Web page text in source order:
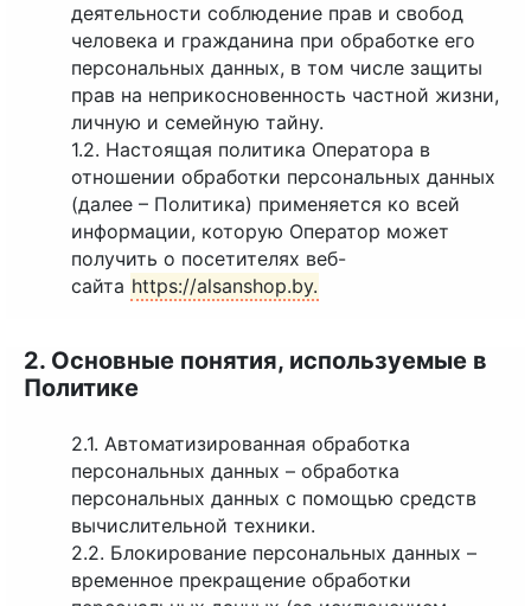
деятельности соблюдение прав и свобод
человека и гражданина при обработке его
персональных данных, в том числе защиты
прав на неприкосновенность частной жизни,
личную и семейную тайну.
1.2. Настоящая политика Оператора в
отношении обработки персональных данных
(далее – Политика) применяется ко всей
информации, которую Оператор может
получить о посетителях веб-
сайта https://alsanshop.by.
2. Основные понятия, используемые в
Политике
2.1. Автоматизированная обработка
персональных данных – обработка
персональных данных с помощью средств
вычислительной техники.
2.2. Блокирование персональных данных –
временное прекращение обработки